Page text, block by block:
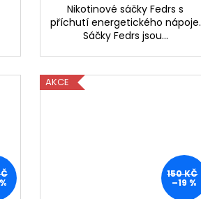
Nikotinové sáčky Fedrs s
příchutí energetického nápoje.
Sáčky Fedrs jsou...
AKCE
150 KČ
–19 %